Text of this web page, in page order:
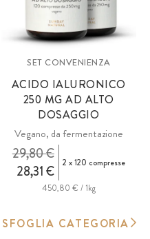
SET CONVENIENZA
ACIDO IALURONICO
250 MG AD ALTO
DOSAGGIO
Vegano, da fermentazione
28,31 €
29,80 € 2 x 120 compresse
450,80 € / 1kg
SFOGLIA CATEGORIA